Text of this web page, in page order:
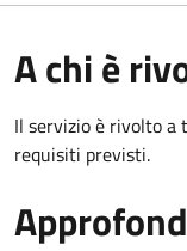
A chi è
Il servizio è rivolto a
requisiti previsti.